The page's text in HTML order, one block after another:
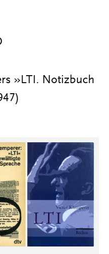
»LTI. Notizbuch